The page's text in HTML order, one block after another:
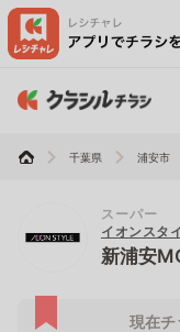
千葉県 浦安市
スーパー
イオンスタ
新浦安
現在チ